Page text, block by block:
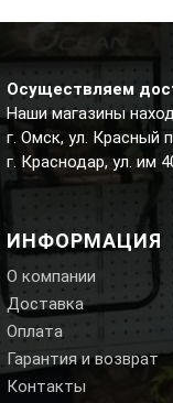
Осуществляем
Наши магазины
г. Омск, ул. Красный
г. Краснодар, ул. им
ИНФОРМАЦИЯ
О компании
Доставка
Оплата
Гарантия и возврат
Контакты